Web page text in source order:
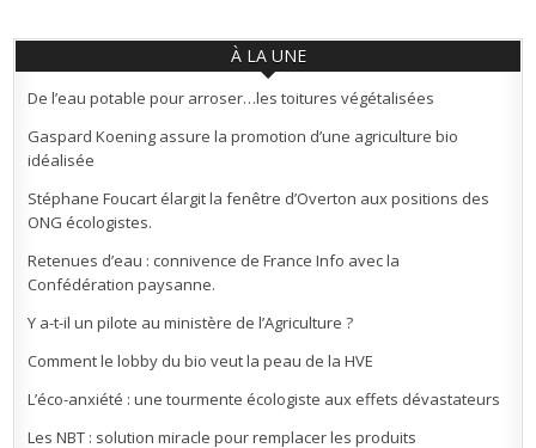
À LA UNE
De l’eau potable pour arroser…les toitures végétalisées
Gaspard Koening assure la promotion d’une agriculture bio
idéalisée
Stéphane Foucart élargit la fenêtre d’Overton aux positions des
ONG écologistes.
Retenues d’eau : connivence de France Info avec la
Confédération paysanne.
Y a-t-il un pilote au ministère de l’Agriculture ?
Comment le lobby du bio veut la peau de la HVE
L’éco-anxiété : une tourmente écologiste aux effets dévastateurs
Les NBT : solution miracle pour remplacer les produits